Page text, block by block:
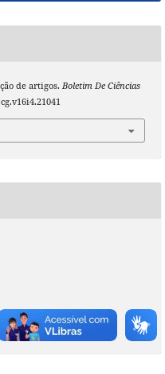
de artigos. Boletim De Ciências